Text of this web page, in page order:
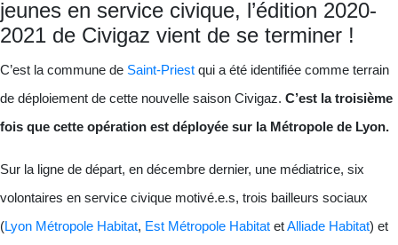
jeunes en service civique, l’édition 2020-
2021 de Civigaz vient de se terminer !
C’est la commune de Saint-Priest qui a été identifiée comme terrain
de déploiement de cette nouvelle saison Civigaz. C’est la troisième
fois que cette opération est déployée sur la Métropole de Lyon.
Sur la ligne de départ, en décembre dernier, une médiatrice, six
volontaires en service civique motivé.e.s, trois bailleurs sociaux
(Lyon Métropole Habitat, Est Métropole Habitat etAlliade Habitat) et